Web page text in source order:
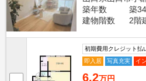
築年数
築
建物階数
2階
初期費用クレジット払
即入居
写真充実 イ
6.2万円